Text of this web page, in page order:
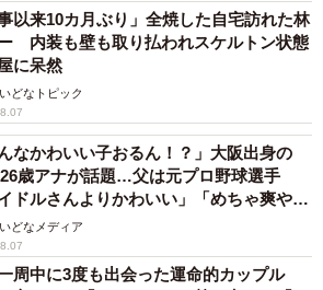
事以来10カ月ぶり」全焼した自宅訪れた林
内装も壁も取り払われスケルトン状態
に呆然
どなトピック
んなかわいい子おるん！？」大阪出身の
歳アナが話題…父は元プロ野球選手
イドルさんよりかわいい」「めちゃ爽や
どなメディア
周中に3度も出会った運命的カップル